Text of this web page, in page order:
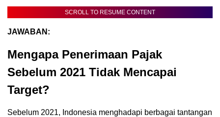
SCROLL TO RESUME CONTENT
JAWABAN:
Mengapa Penerimaan Pajak
Sebelum 2021 Tidak Mencapai
Target?
Sebelum 2021, Indonesia menghadapi berbagai tantangan